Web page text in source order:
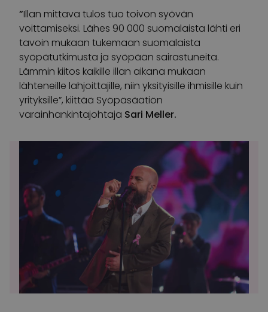
”Illan mittava tulos tuo toivon syövän
voittamiseksi. Lähes 90 000 suomalaista lähti eri
tavoin mukaan tukemaan suomalaista
syöpätutkimusta ja syöpään sairastuneita.
Lämmin kiitos kaikille illan aikana mukaan
lähteneille lahjoittajille, niin yksityisille ihmisille kuin
yrityksille”, kiittää Syöpäsäätiön
varainhankintajohtaja Sari Meller.